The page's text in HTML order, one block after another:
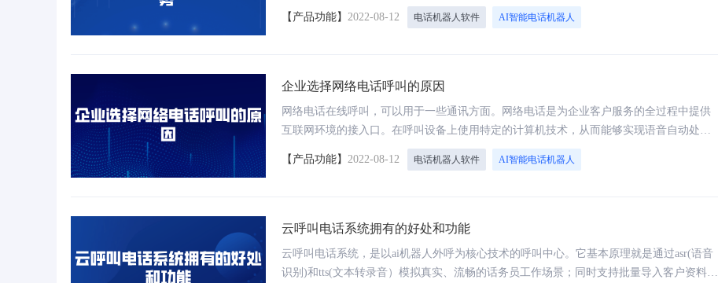
话卡的电话号码封号问题。
【产品功能】 2022-08-12 电话机器人软件 AI智能电话机器人
企业选择网络电话呼叫的原因
网络电话在线呼叫，可以用于一些通讯方面。网络电话是为企业客户服务的全过程中提供
互联网环境的接入口。在呼叫设备上使用特定的计算机技术，从而能够实现语音自动处
理、多渠道集成和文本消息交流等功能，具有同时处理大量来话的能力；
【产品功能】 2022-08-12 电话机器人软件 AI智能电话机器人
云呼叫电话系统拥有的好处和功能
云呼叫电话系统，是以ai机器人外呼为核心技术的呼叫中心。它基本原理就是通过asr(语音
识别)和tts(文本转录音）模拟真实、流畅的话务员工作场景；同时支持批量导入客户资料，